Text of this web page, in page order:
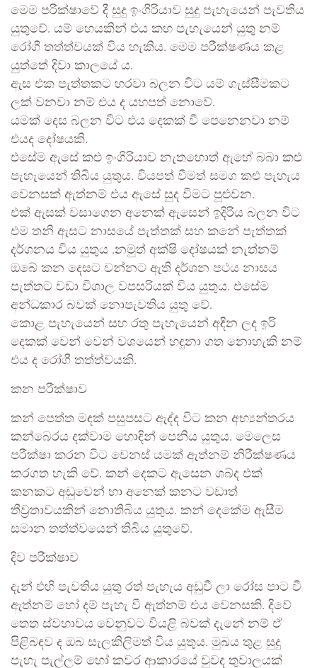
මෙම පරීක්ෂාවේ දී සුදු ඉංගිරියාව සුදු පැහැයෙන් පැවතිය
යුතුවේ. යම් හෙයකින් එය කහ පැහැයෙන් යුතු නම්
රෝගී තත්ත්වයක් විය හැකිය. මෙම පරීක්ෂණය කළ
යුත්තේ දිවා කාලයේ ය.
ඇස එක පැත්තකට හරවා බලන විට යම් ගැස්සීමකට
ලක් වනවා නම් එය ද යහපත් නොවේ.
යමක් දෙස බලන විට එය දෙකක් වී පෙනෙනවා නම්
එයද දෝෂයකි.
එසේම ඇසේ කළු ඉංගිරියාව නැතහොත් ඇහේ බබා කළු
පැහැයෙන් තිබිය යුතුය. වියපත් වීමත් සමග කළු පැහැය
වෙනසක් ඇත්නම් එය ඇසේ සුද වීමට පුළුවන.
එක් ඇසක් වසාගෙන අනෙක් ඇසෙන් ඉදිරිය බලන විට
එම තනි ඇසට නාසයේ පැත්තක් සහ කනේ පැත්තක්
දර්ශනය විය යුතුය .නමුත් අක්ෂි දෝෂයක් නැත්නම්
ඔබේ කන දෙසට වන්නට ඇති දර්ශන පථය නාසය
පැත්තට වඩා විශාල වපසරියක් විය යුතුය. එසේම
අන්ධකාර බවක් නොපැවතිය යුතු වේ.
කොළ පැහැයෙන් සහ රතු පැහැයෙන් අඳින ලද ඉරි
දෙකක් වෙන් වෙන් වශයෙන් හඳුනා ගත නොහැකි නම්
එය ද රෝගී තත්ත්වයකි.
කන පරීක්ෂාව
කන් පෙත්ත මඳක් පසුපසට ඇද්ද විට කන අභ්‍යන්තරය
කන්බෙරය දක්වාම හොඳින් පෙනිය යුතුය. මෙලෙස
පරීක්ෂා කරන විට වෙනස් යමක් ඇත්නම් නිරීක්ෂණය
කරගත හැකි වේ. කන් දෙකට ඇසෙන ශබ්ද එක්
කනකට අඩුවෙන් හා අනෙක් කනට වඩාත්
තීව්‍රතාවයකින් නොතිබිය යුතුය. කන් දෙකේම ඇසීම
සමාන තත්ත්වයෙන් තිබිය යුතුවේ.
දිව පරීක්ෂාව
දැන් එහි පැවතිය යුතු රත් පැහැය අඩුවී ලා රෝස පාට වී
ඇත්නම් හෝ දම් පැහැ වී ඇත්නම් එය වෙනසකි. දිවේ
තෙත ස්වභාවය වෙනුවට වියළි බවක් දැනේ නම් ඒ
පිළිබඳව ද ඔබ සැලකිලිමත් විය යුතුය. මුඛය තුළ සුදු
පැහැ පැල්ලම් හෝ කවර ආකාරයේ වුවද තුවාලයක්